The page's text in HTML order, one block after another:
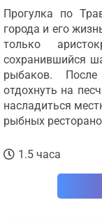
Прогулка по
города и его
только
сохранившийся
рыбаков.
отдохнуть на
насладиться
рыбных
1.5 часа